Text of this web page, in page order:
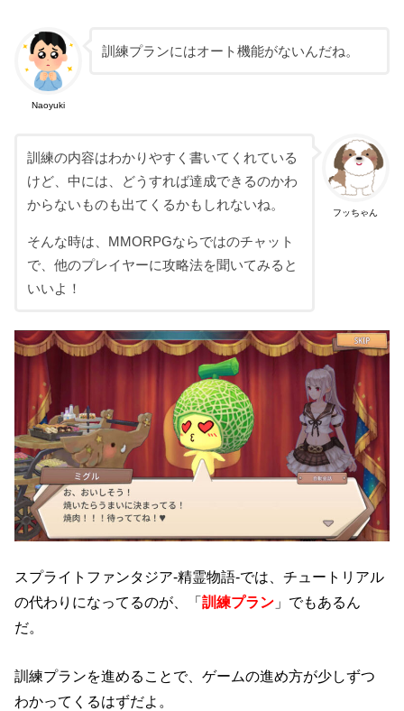
Naoyuki
訓練プランにはオート機能がないんだね。
フッちゃん
訓練の内容はわかりやすく書いてくれている
けど、中には、どうすれば達成できるのかわ
からないものも出てくるかもしれないね。
そんな時は、MMORPGならではのチャット
で、他のプレイヤーに攻略法を聞いてみると
いいよ！
スプライトファンタジア-精霊物語-では、チュートリアル
の代わりになってるのが、「訓練プラン 」でもあるん
だ。
訓練プランを進めることで、ゲームの進め方が少しずつ
わかってくるはずだよ。